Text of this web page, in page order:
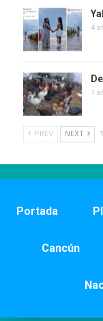
4
1
PREV NEXT
Portada
Cancún